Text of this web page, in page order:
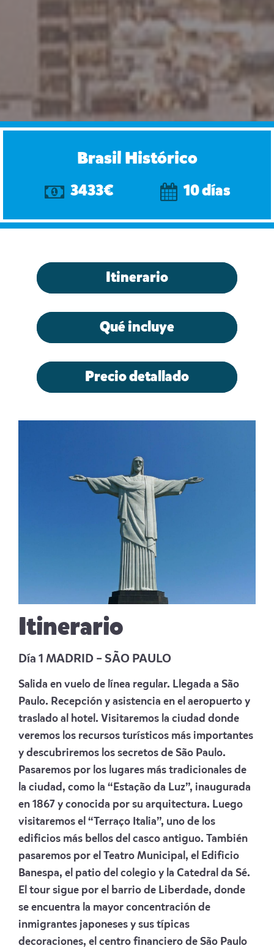
Brasil Histórico
3433€ 10 días
Itinerario
Qué incluye
Precio detallado
Itinerario
Día 1 MADRID – SÃO PAULO
Salida en vuelo de línea regular. Llegada a São
Paulo. Recepción y asistencia en el aeropuerto y
traslado al hotel. Visitaremos la ciudad donde
veremos los recursos turísticos más importantes
y descubriremos los secretos de São Paulo.
Pasaremos por los lugares más tradicionales de
la ciudad, como la “Estação da Luz”, inaugurada
en 1867 y conocida por su arquitectura. Luego
visitaremos el “Terraço Italia”, uno de los
edificios más bellos del casco antiguo. También
pasaremos por el Teatro Municipal, el Edificio
Banespa, el patio del colegio y la Catedral da Sé.
El tour sigue por el barrio de Liberdade, donde
se encuentra la mayor concentración de
inmigrantes japoneses y sus típicas
decoraciones, el centro financiero de São Paulo